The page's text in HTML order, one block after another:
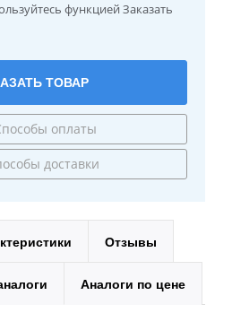
функцией Заказать
ТОВАР
оплаты
доставки
Отзывы
Аналоги по цене